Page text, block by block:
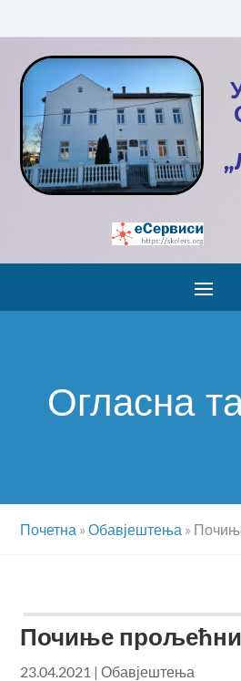
Огласна
Почетна »Обавјештења »
Почиње прољећни
23.04.2021 |Обавјештења